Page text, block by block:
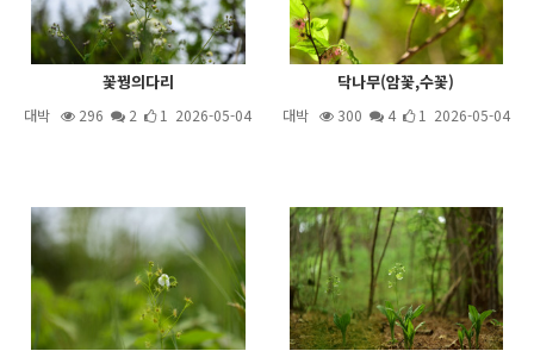
꽃꿩의다리
대박 296 2 1 2026-05-04
닥나무(암꽃,수꽃)
대박 300 4 1 2026-05-04